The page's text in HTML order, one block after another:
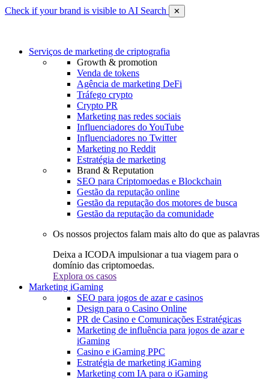
Check if your brand is visible to AI Search ✕
Serviços de marketing de criptografia
Growth & promotion
Venda de tokens
Agência de marketing DeFi
Tráfego crypto
Crypto PR
Marketing nas redes sociais
Influenciadores do YouTube
Influenciadores no Twitter
Marketing no Reddit
Estratégia de marketing
Brand & Reputation
SEO para Criptomoedas e Blockchain
Gestão da reputação online
Gestão da reputação dos motores de busca
Gestão da reputação da comunidade
Os nossos projectos falam mais alto do que as palavras
Deixa a ICODA impulsionar a tua viagem para o
domínio das criptomoedas.
Explora os casos
Marketing iGaming
SEO para jogos de azar e casinos
Design para o Casino Online
PR de Casino e Comunicações Estratégicas
Marketing de influência para jogos de azar e
iGaming
Casino e iGaming PPC
Estratégia de marketing iGaming
Marketing com IA para o iGaming